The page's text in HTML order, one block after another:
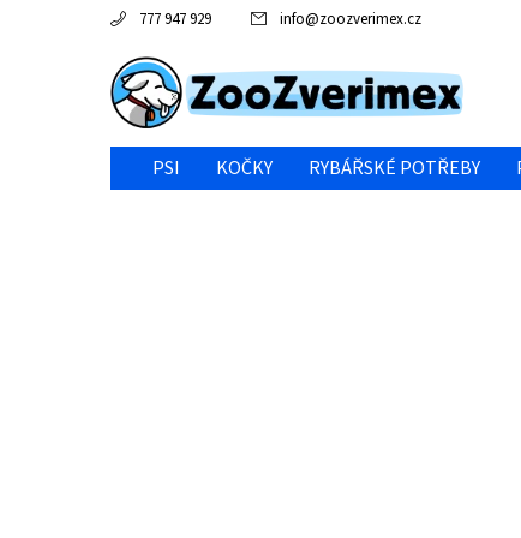
777 947 929 info@zoozverimex.cz
PSI KOČKY RYBÁŘSKÉ POTŘEBY